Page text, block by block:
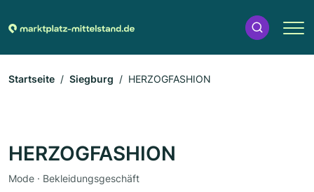
Startseite Siegburg HERZOGFASHION
HERZOGFASHION
Mode · Bekleidungsgeschäft